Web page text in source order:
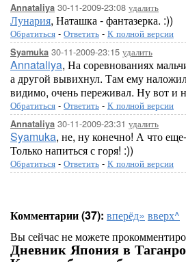
Annataliya 30-11-2009-23:08 удалить
Лунария, Наташка - фантазерка. :))
Обратиться - Ответить - К полной версии
Syamuka 30-11-2009-23:15 удалить
Annataliya, На соревнованиях
а другой вывихнул. Там ему
видимо, очень переживал. Ну вот и
Обратиться - Ответить - К полной версии
Annataliya 30-11-2009-23:31 удалить
Syamuka, не, ну конечно! А что
Только напиться с горя! :))
Обратиться - Ответить - К полной версии
Комментарии (37): вперёд» вверх^
Вы сейчас не можете
Дневник Япония в